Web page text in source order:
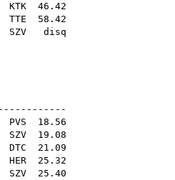
KTK 46.42
TTE 58.42
SZV disq
PVS 18.56
SZV 19.08
DTC 21.09
HER 25.32
SZV 25.40